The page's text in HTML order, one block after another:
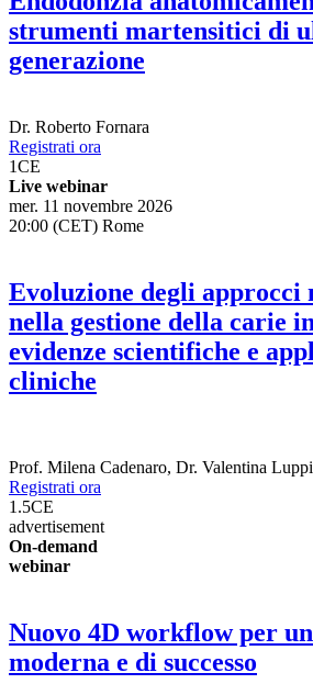
strumenti martensitici di
generazione
Dr. Roberto Fornara
Registrati ora
1CE
Live webinar
mer. 11 novembre 2026
20:00 (CET) Rome
Evoluzione degli approcci
nella gestione della carie
evidenze scientifiche e
cliniche
Prof. Milena Cadenaro, Dr. Valentina
Registrati ora
1.5CE
advertisement
On-demand
webinar
Nuovo 4D workflow per
moderna e di successo